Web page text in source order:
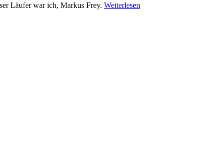
Läufer war ich, Markus Frey. Weiterlesen